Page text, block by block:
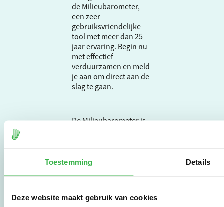
Toestemming Details
Deze website maakt gebruik van cookies
de Milieubarometer,
een zeer
gebruiksvriendelijke
tool met meer dan 25
jaar ervaring. Begin nu
met effectief
verduurzamen en meld
je aan om direct aan de
slag te gaan.
De Milieubarometer is
vertaalt de groeiende
instrumenten en